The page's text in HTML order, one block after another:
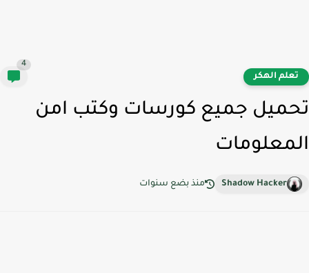
الهكر
جميع كورسات وكتب امن
Shadow Hacker منذ بضع سنوات